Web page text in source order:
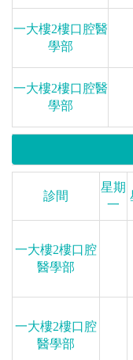
一大樓2樓口腔醫
學部
一大樓2樓口腔醫
學部
診間
星期
一
一大樓2樓口腔
醫學部
一大樓2樓口腔
醫學部